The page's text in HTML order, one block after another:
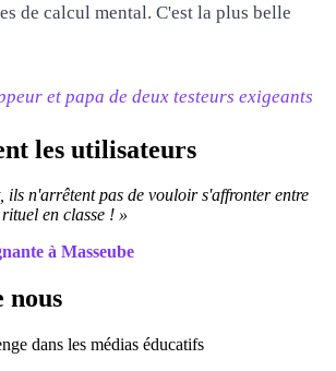
de calcul mental. C'est la plus belle
et papa de deux testeurs exigeants
les utilisateurs
ils n'arrêtent pas de vouloir s'affronter entre
en classe ! »
à Masseube
nous
dans les médias éducatifs